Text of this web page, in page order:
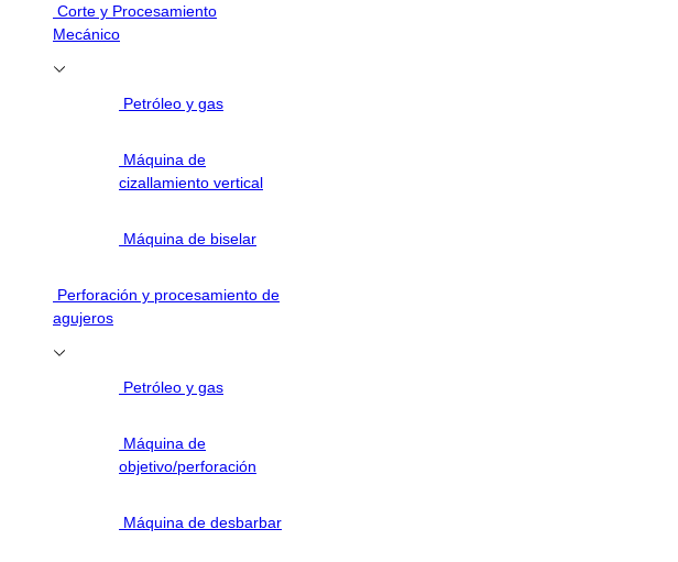
Corte y Procesamiento
Mecánico
Petróleo y gas
Máquina de
cizallamiento vertical
Máquina de biselar
Perforación y procesamiento de
agujeros
Petróleo y gas
Máquina de
objetivo/perforación
Máquina de desbarbar